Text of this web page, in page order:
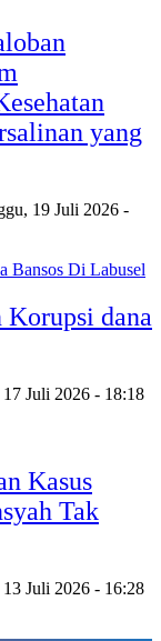
yang
19 Juli 2026 -
Korupsi dana
17 Juli 2026 - 18:18
Kasus
Tak
13 Juli 2026 - 16:28